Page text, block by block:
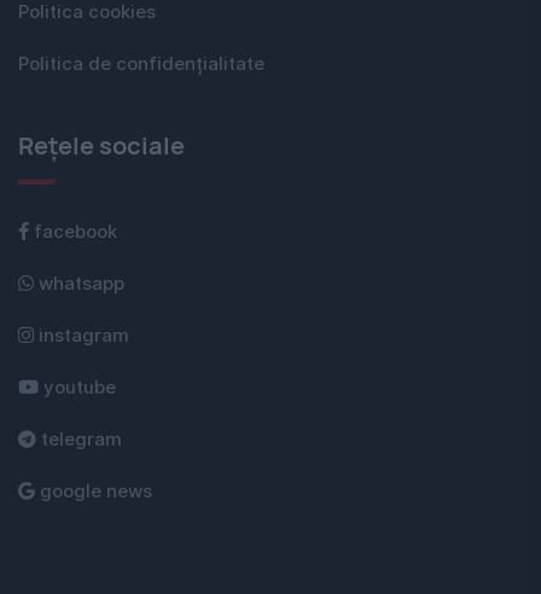
Politica cookies
Politica de confidențialitate
Rețele sociale
facebook
whatsapp
instagram
youtube
telegram
google news